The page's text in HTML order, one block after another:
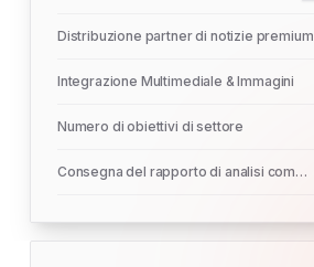
Distribuzione partner di notizie premium
Integrazione Multimediale & Immagini
Numero di obiettivi di settore
Consegna del rapporto di analisi completo